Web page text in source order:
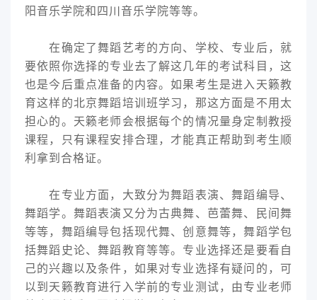
阳音乐学院和四川音乐学院等等。
在确定了舞蹈艺考的方向、学校、专业后，就
要依照你选择的专业去了解这几年的考试科目，这
也是今后重点准备的内容。如果考生是进入天籁教
育这样的北京舞蹈培训班学习，那这方面是不用太
担心的。天籁老师会根据每个的情况量身定制教授
课程，只有课程安排合理，才能真正帮助到考生顺
利拿到合格证。
在专业方面，大致分为舞蹈表演、舞蹈编导、
舞蹈学。舞蹈表演又分为古典舞、芭蕾舞、民间舞
等等，舞蹈编导包括现代舞、创意舞等，舞蹈学包
括舞蹈史论、舞蹈教育等等。专业选择还是要看自
己的兴趣以及条件，如果对专业选择有疑问的，可
以到天籁教育进行入学前的专业测试，由专业老师